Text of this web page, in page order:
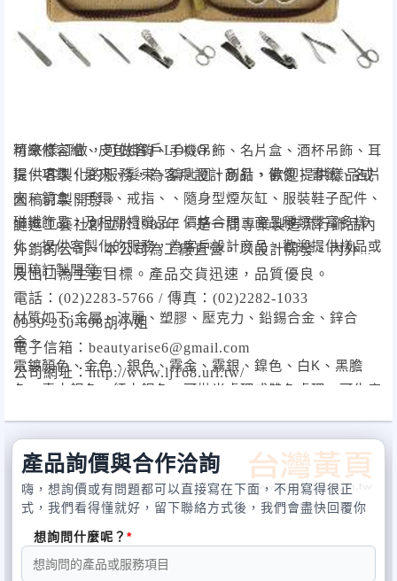
精緻修容組、皮包掛鉤、手機吊飾、名片盒、酒杯吊飾、耳
環、項鍊、髮夾、髮束、鑰匙圈、別針、佛像、書籤、名片
夾、鏡盒、手環、戒指、、隨身型煙灰缸、服裝鞋子配件、
磁鐵飾品，及相關禮贈品。價格合理、商品種類豐富多樣
化，提供客製化的服務，為客戶設計商品，歡迎提供樣品或
圖稿訂製開發。
材質如下:金屬、波麗、塑膠、壓克力、鉛錫合金、鋅合
金。
電鍍顏色、金色、銀色、霧金、霧銀、鎳色、白K 、黑膽
色、青古銅色、紅古銅色、可拋光處理或雙色處理。可生產
可來樣訂做，可做客戶LOGO。
提供客製化的服務，為客戶設計商品，歡迎提供樣品或
圖稿訂製開發。
謰進工藝社創立於1983年，是一間專業製造流行飾品內
外銷的公司，本公司為工廠直營，以設計開發，內外銷
及出口為主要目標。產品交貨迅速，品質優良。
電話： (02)2283-5766 / 傳真： (02)2282-1033
0939-250-698胡小姐
電子信箱： beautyarise6@gmail.com
公司網址：http://www.lj168.url.tw/
產品詢價與合作洽詢
嗨，想詢價或有問題都可以直接寫在下面，不用寫得很正
式，我們看得懂就好，留下聯絡方式後，我們會盡快回覆你
想詢問什麼呢？